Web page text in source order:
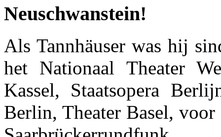
Neuschwanstein!
Als Tannhäuser was hij
het Nationaal Theater
Kassel, Staatsopera
Berlin, Theater Basel,